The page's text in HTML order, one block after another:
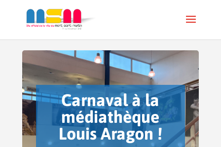
Carnaval à la
médiathèque
Louis Aragon !